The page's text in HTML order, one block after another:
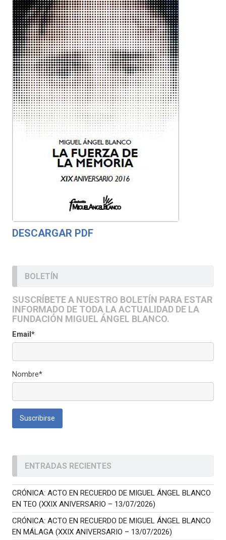
DESCARGAR PDF
BOLETÍN
SUSCRÍBETE A NUESTRO BOLETÍN PARA ESTAR
INFORMADO DE TODA LA ACTUALIDAD DE LA
FUNDACIÓN MIGUEL ÁNGEL BLANCO.
Email*
Nombre*
ENTRADAS RECIENTES
CRÓNICA: ACTO EN RECUERDO DE MIGUEL ÁNGEL BLANCO
EN TEO (XXIX ANIVERSARIO – 13/07/2026)
CRÓNICA: ACTO EN RECUERDO DE MIGUEL ÁNGEL BLANCO
EN MÁLAGA (XXIX ANIVERSARIO – 13/07/2026)